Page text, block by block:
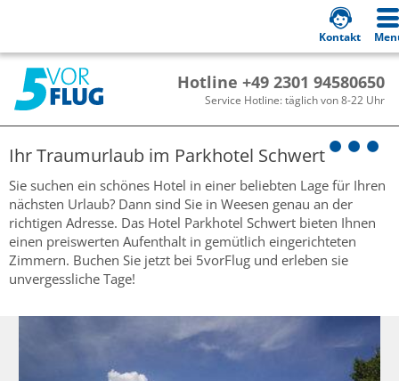
Hotline +49 2301 94580650
Service Hotline: täglich von 8-22 Uhr
Kontakt
Ihr Traumurlaub im Parkhotel Schwert
Sie suchen ein schönes Hotel in einer beliebten Lage für Ihren
nächsten Urlaub? Dann sind Sie in Weesen genau an der
richtigen Adresse. Das Hotel Parkhotel Schwert bieten Ihnen
einen preiswerten Aufenthalt in gemütlich eingerichteten
Zimmern. Buchen Sie jetzt bei 5vorFlug und erleben sie
unvergessliche Tage!